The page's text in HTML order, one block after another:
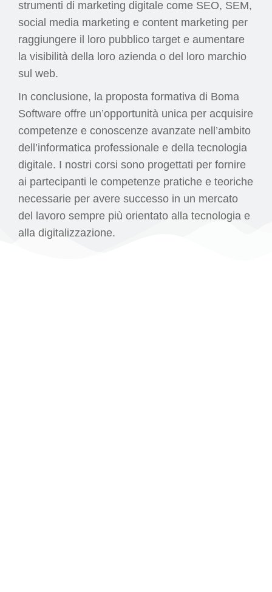
strumenti di marketing digitale come SEO, SEM,
social media marketing e content marketing per
raggiungere il loro pubblico target e aumentare
la visibilità della loro azienda o del loro marchio
sul web.
In conclusione, la proposta formativa di Boma
Software offre un’opportunità unica per acquisire
competenze e conoscenze avanzate nell’ambito
dell’informatica professionale e della tecnologia
digitale. I nostri corsi sono progettati per fornire
ai partecipanti le competenze pratiche e teoriche
necessarie per avere successo in un mercato
del lavoro sempre più orientato alla tecnologia e
alla digitalizzazione.